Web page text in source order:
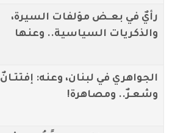
رأيٌ في بعــض مؤلفات السيرة،
والذكريات السياسية.. وعنها
الجواهري في لبنان، وعنه: إفتتـانٌ
وشعـرٌ.. ومصاهرة!